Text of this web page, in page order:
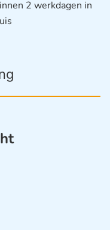
2 werkdagen in